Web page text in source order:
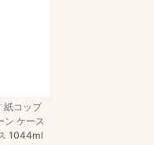
紙コップ
ン ケース
1044ml